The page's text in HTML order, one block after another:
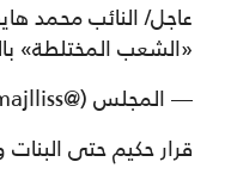
عاجل/ النائب محمد
«الشعب المختلطة»
— المجلس (@Almajlliss)
قرار حكيم حتى